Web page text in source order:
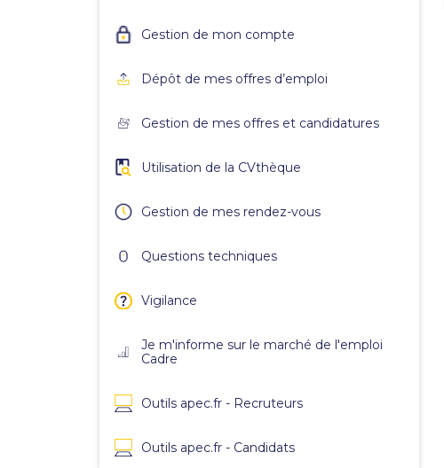
Gestion de mon compte
Dépôt de mes offres d’emploi
Gestion de mes offres et candidatures
Utilisation de la CVthèque
Gestion de mes rendez-vous
Questions techniques
Vigilance
Je m'informe sur le marché de l'emploi
Cadre
Outils apec.fr - Recruteurs
Outils apec.fr - Candidats